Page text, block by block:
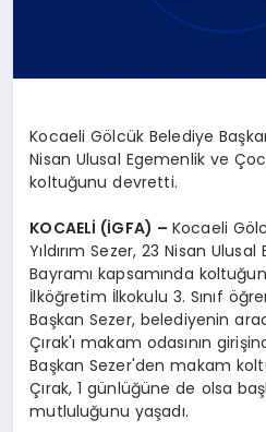
Kocaeli Gölcük Belediye
Nisan Ulusal Egemenlik ve
koltuğunu devretti.
KOCAELİ (İGFA) –Kocaeli
Yıldırım Sezer, 23 Nisan
Bayramı kapsamında
İlköğretim İlkokulu 3. Sınıf
Başkan Sezer, belediyenin
Çırak'ı makam odasının
Başkan Sezer'den makam
Çırak, 1 günlüğüne de olsa
mutluluğunu yaşadı.